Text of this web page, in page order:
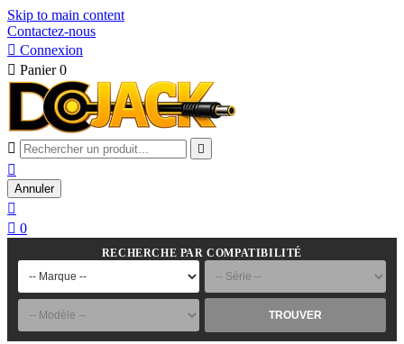
Skip to main content
Contactez-nous
 Connexion
 Panier 0
 

Annuler

 0
RECHERCHE PAR COMPATIBILITÉ
TROUVER